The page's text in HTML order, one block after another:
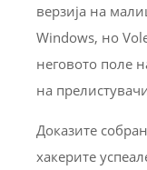
верзија на
Windows, но
неговото поле
на
Доказите
хакерите